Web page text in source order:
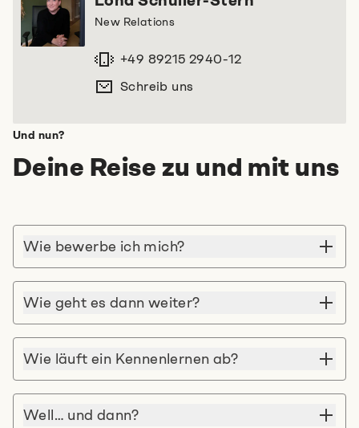
New Relations
+49 89215 2940-12
Schreib uns
Und nun?
Deine Reise zu und mit uns
Wie bewerbe ich mich?
Wie geht es dann weiter?
Wie läuft ein Kennenlernen ab?
Well… und dann?